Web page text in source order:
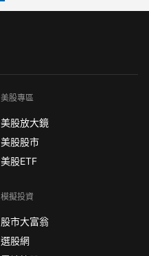
美股專區
美股放大鏡
美股股市
美股ETF
模擬投資
股市大富翁
選股網